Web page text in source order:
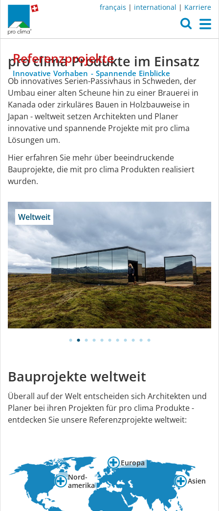
français | international | Karriere
Wirkung
Referenzprojekte
Innovative Vorhaben - Spannende Einblicke
pro clima Produkte im Einsatz
Ob innovatives Serien-Passivhaus in Schweden, der
Umbau einer alten Scheune hin zu einer Brauerei in
Kanada oder zirkuläres Bauen in Holzbauweise in
Japan - weltweit setzen Architekten und Planer
innovative und spannende Projekte mit pro clima
Lösungen um.
Hier erfahren Sie mehr über beeindruckende
Bauprojekte, die mit pro clima Produkten realisiert
wurden.
Weltweit
Bauprojekte weltweit
Überall auf der Welt entscheiden sich Architekten und
Planer bei ihren Projekten für pro clima Produkte -
entdecken Sie unsere Referenzprojekte weltweit:
Europa
Asien
Nord-
amerika